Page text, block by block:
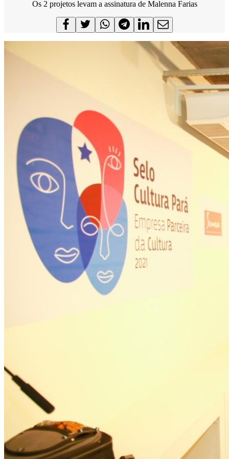
Os 2 projetos levam a assinatura de Malenna Farias